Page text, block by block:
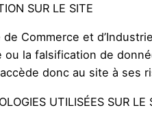
SUR LE SITE
de Commerce et
ou la falsification de
accède donc au site à ses
UTILISÉES SUR LE